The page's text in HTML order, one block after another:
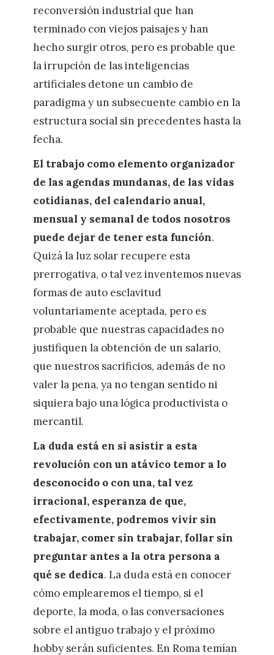
reconversión industrial que han
terminado con viejos paisajes y han
hecho surgir otros, pero es probable que
la irrupción de las inteligencias
artificiales detone un cambio de
paradigma y un subsecuente cambio en la
estructura social sin precedentes hasta la
fecha.
El trabajo como elemento organizador
de las agendas mundanas, de las vidas
cotidianas, del calendario anual,
mensual y semanal de todos nosotros
puede dejar de tener esta función.
Quizá la luz solar recupere esta
prerrogativa, o tal vez inventemos nuevas
formas de auto esclavitud
voluntariamente aceptada, pero es
probable que nuestras capacidades no
justifiquen la obtención de un salario,
que nuestros sacrificios, además de no
valer la pena, ya no tengan sentido ni
siquiera bajo una lógica productivista o
mercantil.
La duda está en si asistir a esta
revolución con un atávico temor a lo
desconocido o con una, tal vez
irracional, esperanza de que,
efectivamente, podremos vivir sin
trabajar, comer sin trabajar, follar sin
preguntar antes a la otra persona a
qué se dedica. La duda está en conocer
cómo emplearemos el tiempo, si el
deporte, la moda, o las conversaciones
sobre el antiguo trabajo y el próximo
hobby serán suficientes. En Roma temían